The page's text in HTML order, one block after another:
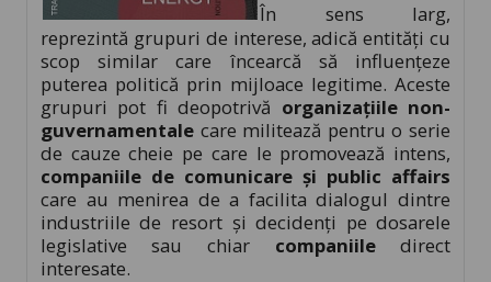
În sens larg,
reprezintă grupuri de interese, adică entități cu
scop similar care încearcă să influențeze
puterea politică prin mijloace legitime. Aceste
grupuri pot fi deopotrivă organizațiile non-
guvernamentalecare militează pentru o serie
de cauze cheie pe care le promovează intens,
companiile de comunicare și public affairs
care au menirea de a facilita dialogul dintre
industriile de resort și decidenți pe dosarele
legislative sau chiar companiiledirect
interesate.